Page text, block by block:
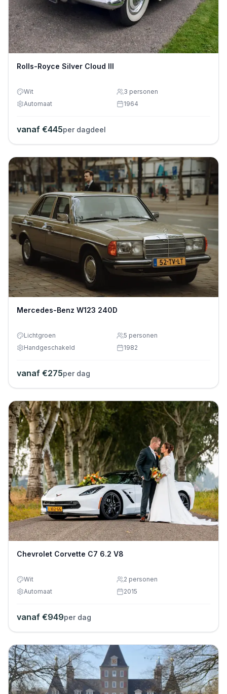
Rolls-Royce Silver Cloud III
Wit 3 personen
Automaat
1964
vanaf €445per dagdeel
Mercedes-Benz W123 240D
Lichtgroen 5 personen
Handgeschakeld
1982
vanaf €275per dag
Chevrolet Corvette C7 6.2 V8
Wit 2 personen
Automaat
2015
vanaf €949per dag